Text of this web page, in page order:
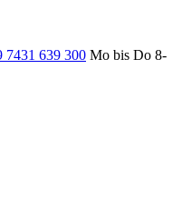
7431 639 300 Mo bis Do 8-